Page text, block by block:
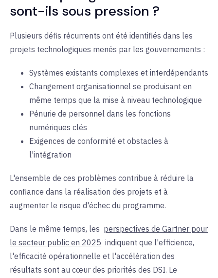
sont-ils sous pression ?
Plusieurs défis récurrents ont été identifiés dans les
projets technologiques menés par les gouvernements :
Systèmes existants complexes et interdépendants
Changement organisationnel se produisant en
même temps que la mise à niveau technologique
Pénurie de personnel dans les fonctions
numériques clés
Exigences de conformité et obstacles à
l'intégration
L'ensemble de ces problèmes contribue à réduire la
confiance dans la réalisation des projets et à
augmenter le risque d'échec du programme.
Dans le même temps, les perspectives de Gartner pour
le secteur public en 2025 indiquent que l'efficience,
l'efficacité opérationnelle et l'accélération des
résultats sont au cœur des priorités des DSI. Le